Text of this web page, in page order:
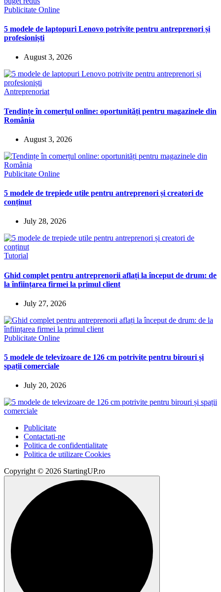
Publicitate Online
5 modele de laptopuri Lenovo potrivite pentru antreprenori și
profesioniști
August 3, 2026
Antreprenoriat
Tendințe în comerțul online: oportunități pentru magazinele din
România
August 3, 2026
Publicitate Online
5 modele de trepiede utile pentru antreprenori și creatori de
conținut
July 28, 2026
Tutorial
Ghid complet pentru antreprenorii aflați la început de drum: de
la înființarea firmei la primul client
July 27, 2026
Publicitate Online
5 modele de televizoare de 126 cm potrivite pentru birouri și
spații comerciale
July 20, 2026
Publicitate
Contactati-ne
Politica de confidentialitate
Politica de utilizare Cookies
Copyright © 2026 StartingUP.ro